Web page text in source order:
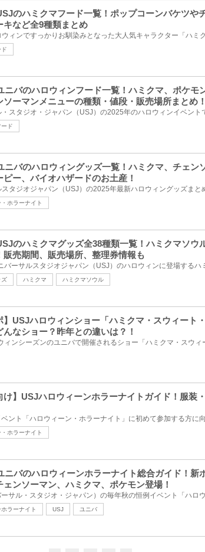
のハミクマフード一覧！ポップコーンバケツや
キなど全9種類まとめ
ニバのハロウィンフード一覧！ハミクマ、ポケモ
ソーマンメニューの種類・値段・販売場所まとめ！
ド
ニバのハロウィングッズ一覧！ハミクマ、チェン
ピー、バイオハザードのお土産！
ホラーナイト
のハミクマグッズ全38種類一覧！ハミクマソウ
販売期間、販売場所、整理券情報も
ズ ハミクマ ハミクマソウル
】USJハロウィンショー「ハミクマ・スウィート
んなショー？昨年との違いは？！
け】USJハロウィーンホラーナイトガイド！服装
ホラーナイト
ニバのハロウィーンホラーナイト総合ガイド！新
ェンソーマン、ハミクマ、ポケモン登場！
ラーナイト USJ ユニバ